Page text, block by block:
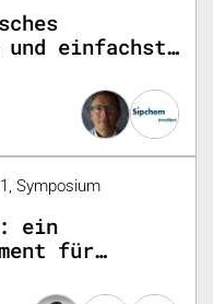
einfachste
Fußabdruck
Symposium
ein
für